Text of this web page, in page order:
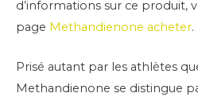
d’informations sur ce produit,
page Methandienone acheter.
Prisé autant par les athlètes
Methandienone se distingue